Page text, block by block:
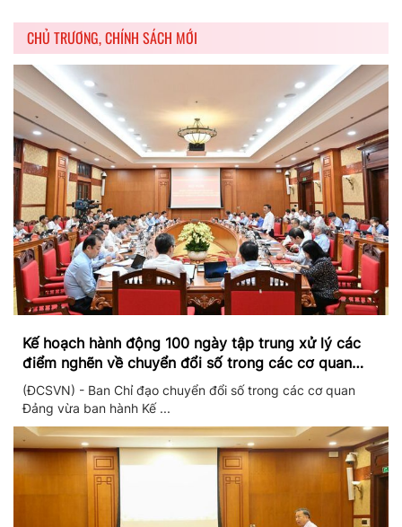
CHỦ TRƯƠNG, CHÍNH SÁCH MỚI
Kế hoạch hành động 100 ngày tập trung xử lý các
điểm nghẽn về chuyển đổi số trong các cơ quan
Đảng
(ĐCSVN) - Ban Chỉ đạo chuyển đổi số trong các cơ quan
Đảng vừa ban hành Kế ...